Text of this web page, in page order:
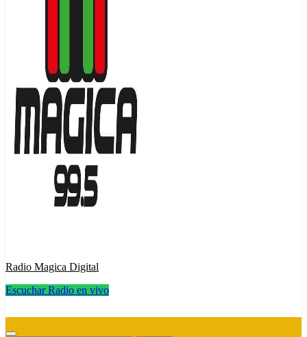
Radio Magica Digital
Escuchar Radio en vivo